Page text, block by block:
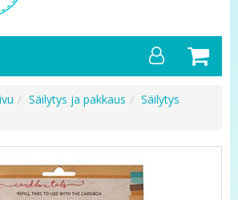
Säilytys ja pakkaus
Säilytys